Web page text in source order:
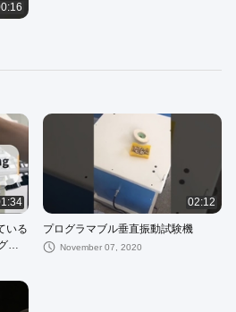
いる
の
02:12
プログラマブル垂直振動試験機
November 07, 2020